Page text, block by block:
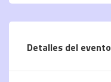
Detalles del evento